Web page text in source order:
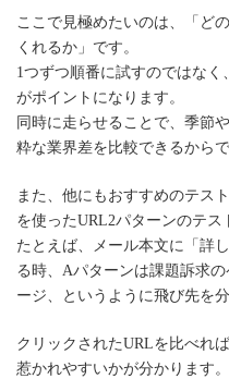
ここで見極めたいのは、「ど
くれるか」です。
1つずつ順番に試すのではなく
がポイントになります。
同時に走らせることで、季節
粋な業界差を比較できるからで
また、他にもおすすめのテス
を使ったURL2パターンのテス
たとえば、メール本文に「詳
る時、Aパターンは課題訴求
ージ、というように飛び先を
クリックされたURLを比べれ
惹かれやすいかが分かります。